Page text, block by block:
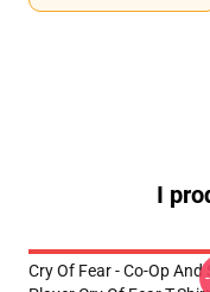
I
Cry Of Fear - Co-Op And